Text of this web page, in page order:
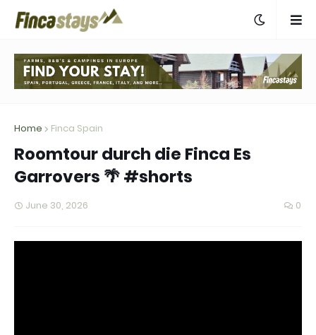
Home Finca Spain
Roomtour durch die Finca Es
Garrovers 🌴 #shorts
June 30, 2026 0